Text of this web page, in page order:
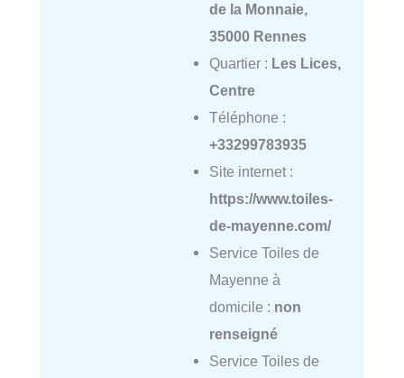
de la Monnaie,
35000 Rennes
Quartier : Les Lices,
Centre
Téléphone :
+33299783935
Site internet :
https://www.toiles-
de-mayenne.com/
Service Toiles de
Mayenne à
domicile : non
renseigné
Service Toiles de